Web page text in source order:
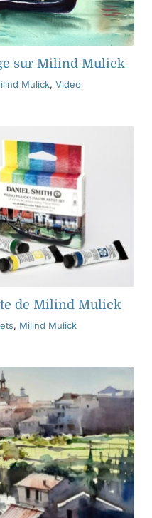
sur Milind Mulick
Mulick, Video
de Milind Mulick
, Milind Mulick